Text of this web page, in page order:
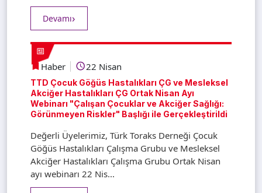
Devamı
Haber 22 Nisan
TTD Çocuk Göğüs Hastalıkları ÇG ve Mesleksel
Akciğer Hastalıkları ÇG Ortak Nisan Ayı
Webinarı "Çalışan Çocuklar ve Akciğer Sağlığı:
Görünmeyen Riskler" Başlığı ile Gerçekleştirildi
Değerli Üyelerimiz, Türk Toraks Derneği Çocuk
Göğüs Hastalıkları Çalışma Grubu ve Mesleksel
Akciğer Hastalıkları Çalışma Grubu Ortak Nisan
ayı webinarı 22 Nis...